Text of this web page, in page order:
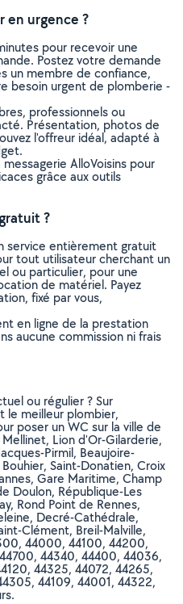
en urgence ?
pour recevoir une
Postez votre demande
un membre de confiance,
besoin urgent de plomberie -
professionnels ou
Présentation, photos de
l'offreur idéal, adapté à
AlloVoisins pour
grâce aux outils
?
service entièrement gratuit
tout utilisateur cherchant un
ou particulier, pour une
de matériel. Payez
fixé par vous,
en ligne de la prestation
aucune commission ni frais
ou régulier ? Sur
le meilleur plombier,
poser un WC sur la ville de
Lion d'Or-Gilarderie,
Pirmil, Beaujoire-
Saint-Donatien, Croix
Gare Maritime, Champ
Doulon, République-Les
Rond Point de Rennes,
Decré-Cathédrale,
Clément, Breil-Malville,
44000, 44100, 44200,
44340, 44400, 44036,
44325, 44072, 44265,
44109, 44001, 44322,